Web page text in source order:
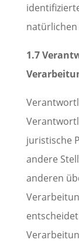
natürlichen
1.7
juristische
andere
anderen